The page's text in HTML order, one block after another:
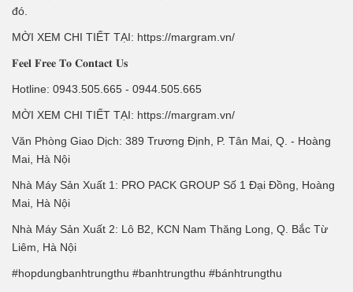
đó.
MỜI XEM CHI TIẾT TẠI: https://margram.vn/
𝐅𝐞𝐞𝐥 𝐅𝐫𝐞𝐞 𝐓𝐨 𝐂𝐨𝐧𝐭𝐚𝐜𝐭 𝐔𝐬
Hotline: 0943.505.665 - 0944.505.665
MỜI XEM CHI TIẾT TẠI: https://margram.vn/
Văn Phòng Giao Dịch: 389 Trương Định, P. Tân Mai, Q. - Hoàng
Mai, Hà Nội
Nhà Máy Sản Xuất 1: PRO PACK GROUP Số 1 Đại Đồng, Hoàng
Mai, Hà Nội
Nhà Máy Sản Xuất 2: Lô B2, KCN Nam Thăng Long, Q. Bắc Từ
Liêm, Hà Nội
#hopdungbanhtrungthu #banhtrungthu #bánhtrungthu